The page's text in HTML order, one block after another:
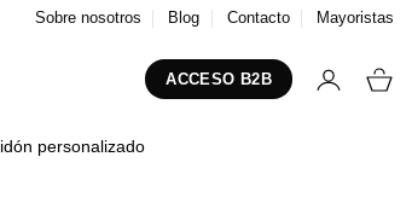
Sobre nosotros Blog Contacto Mayoristas
ACCESO B2B
personalizado